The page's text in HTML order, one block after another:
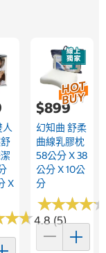
人
X
★★
★★4.8 (5)
$899
幻知曲 舒柔
曲線乳膠枕
58公分 X 38
公分 X 10公
分
★★★★
★★★★